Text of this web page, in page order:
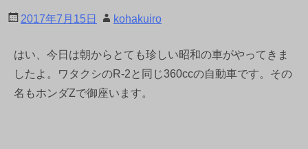
2017年7月15日 kohakuiro
はい、今日は朝からとても珍しい昭和の車がやってきま
したよ。ワタクシのR-2と同じ360ccの自動車です。その
名もホンダZで御座います。